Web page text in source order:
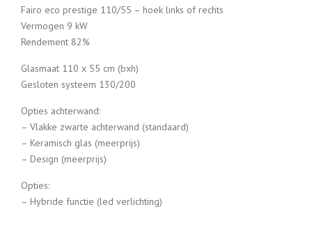
Fairo eco prestige 110/55 – hoek links of rechts
Vermogen 9 kW
Rendement 82%
Glasmaat 110 x 55 cm (bxh)
Gesloten systeem 130/200
Opties achterwand:
– Vlakke zwarte achterwand (standaard)
– Keramisch glas (meerprijs)
– Design (meerprijs)
Opties:
– Hybride functie (led verlichting)